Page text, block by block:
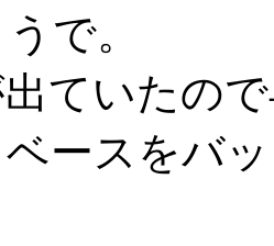
で。
ていたの
ースをバ